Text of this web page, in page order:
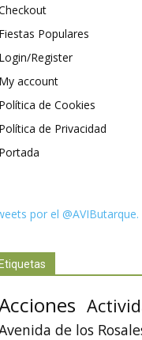
Populares
Register
account
de Cookies
de Privacidad
por el @AVIButarque.
de los